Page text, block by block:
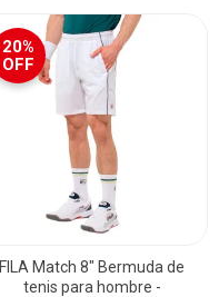
20%
OFF
FILA Match 8" Bermuda de
tenis para hombre -